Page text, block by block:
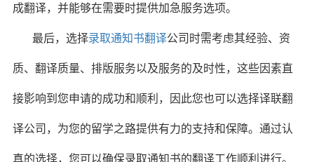
成翻译，并能够在需要时提供加急服务选项。
最后，选择录取通知书翻译公司时需考虑其经验、资
质、翻译质量、排版服务以及服务的及时性，这些因素直
接影响到您申请的成功和顺利，因此您也可以选择译联翻
译公司，为您的留学之路提供有力的支持和保障。通过认
真的选择，您可以确保录取通知书的翻译工作顺利进行。